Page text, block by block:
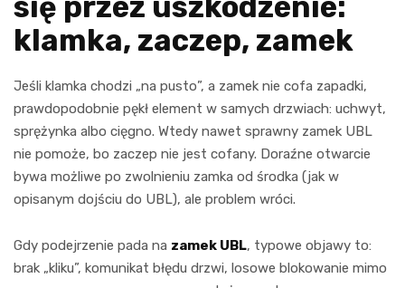
klamka, zaczep, zamek
Jeśli klamka chodzi „na pusto”, a zamek nie cofa zapadki,
prawdopodobnie pękł element w samych drzwiach: uchwyt,
sprężynka albo cięgno. Wtedy nawet sprawny zamek UBL
nie pomoże, bo zaczep nie jest cofany. Doraźne otwarcie
bywa możliwe po zwolnieniu zamka od środka (jak w
opisanym dojściu do UBL), ale problem wróci.
Gdy podejrzenie pada na zamek UBL, typowe objawy to:
brak „kliku”, komunikat błędu drzwi, losowe blokowanie mimo